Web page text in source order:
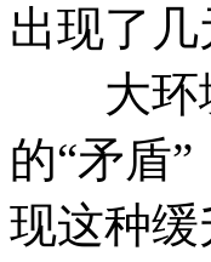
出现了
大环境
的“矛盾
现这种